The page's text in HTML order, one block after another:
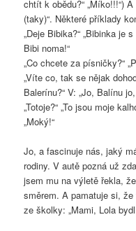
chtít k obědu?“ „Míko!!!“)
(taky)“. Některé příklady
„Deje Bibika?“ „Bibinka je
Bibi noma!“
„Co chcete za písničky?“
„Víte co, tak se nějak
Balerínu?“ V: „Jo, Balínu
„Totoje?“ „To jsou moje
„Moký!“
Jo, a fascinuje nás, jaký
rodiny. V autě pozná už
jsem mu na výletě řekla,
směrem. A pamatuje si,
ze školky: „Mami, Lola